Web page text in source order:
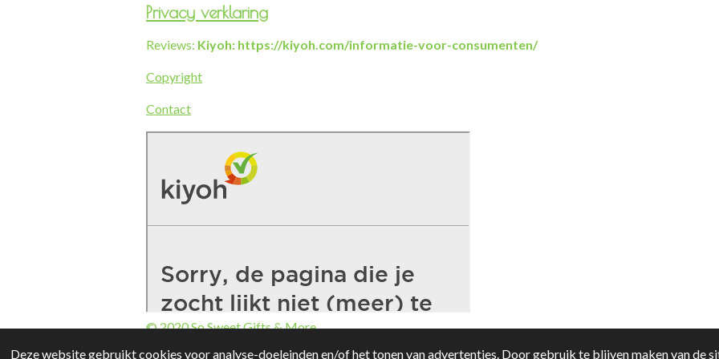
Deze website gebruikt cookies voor analyse-doeleinden en/of het tonen van advertenties. Door gebruik te blijven maken van de
Privacy verklaring
Reviews: Kiyoh: https://kiyoh.com/informatie-voor-consumenten/
Copyright
Contact
© 2020 So Sweet Gifts & More